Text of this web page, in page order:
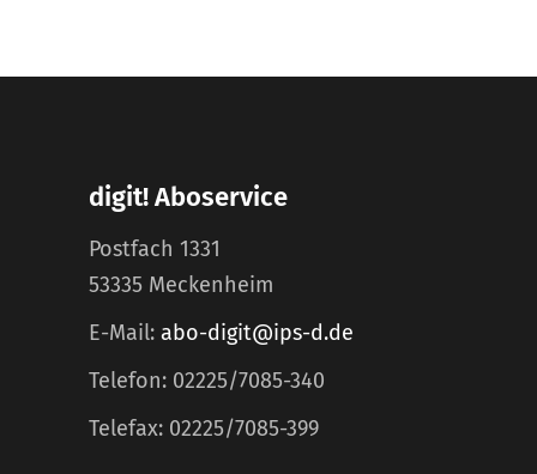
digit! Aboservice
Postfach 1331
53335 Meckenheim
E-Mail: abo-digit@ips-d.de
Telefon: 02225/7085-340
Telefax: 02225/7085-399